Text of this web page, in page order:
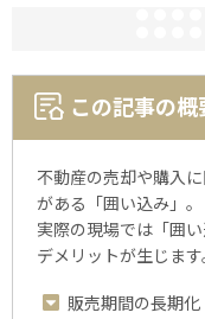
この記事の概
不動産の売却や購入
がある「囲い込み」。
実際の現場では「囲
デメリットが生じます
販売期間の長期化